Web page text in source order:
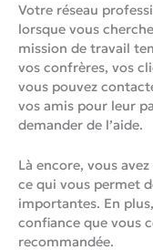
Votre réseau
lorsque vous
mission de travail
vos confrères, vos
vous pouvez
vos amis pour leur
demander de l’aide.
Là encore, vous
ce qui vous permet
importantes. En
confiance que vous
recommandée.